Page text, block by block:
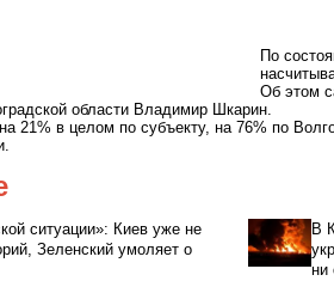
По
Об этом
области Владимир Шкарин.
21% в целом по субъекту, на 76% по
ситуации»: Киев уже не
Зеленский умоляет о
В
ни